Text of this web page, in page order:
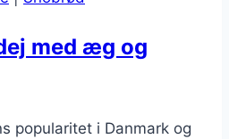
med æg og
popularitet i Danmark og